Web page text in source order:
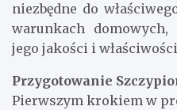
niezbędne do
warunkach domowych,
jego jakości i
Przygotowanie
Pierwszym krokiem w